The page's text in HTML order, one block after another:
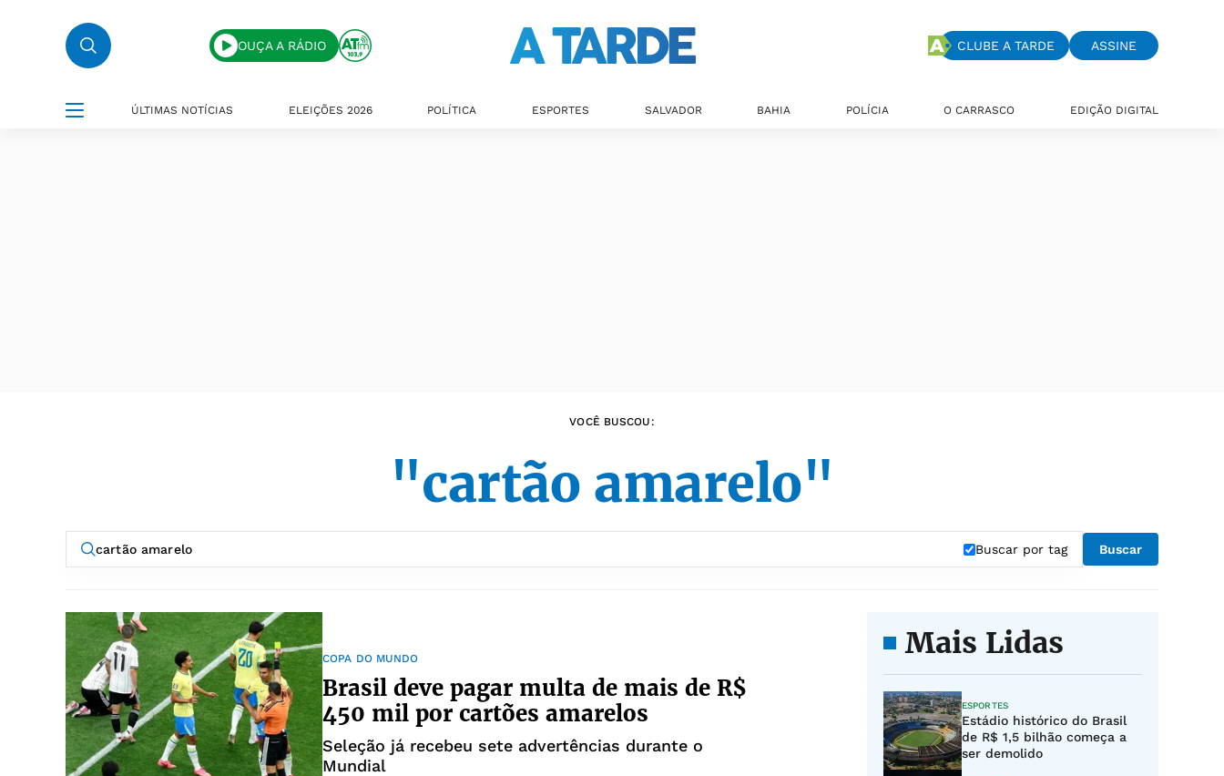
OUÇA A RÁDIO CLUBE A TARDE ASSINE
ÚLTIMAS NOTÍCIAS ELEIÇÕES 2026 POLÍTICA ESPORTES SALVADOR BAHIA POLÍCIA O CARRASCO EDIÇÃO DIGITAL
VOCÊ BUSCOU:
"cartão amarelo"
Buscar por tag Buscar
COPA DO MUNDO
Brasil deve pagar multa de mais de R$
450 mil por cartões amarelos
Seleção já recebeu sete advertências durante o
Mundial
Mais Lidas
ESPORTES
Estádio histórico do Brasil
de R$ 1,5 bilhão começa a
ser demolido